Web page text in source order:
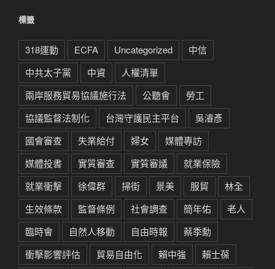
標籤
318運動 ECFA Uncategorized
中信
中共太子黨
中資
人權清單
兩岸服務貿易協議施行法
公聽會
勞工
協議監督法制化
台灣守護民主平台
吳濬彥
國會審查
失業給付 婦女
媒體專訪
媒體投書
實質審查 實質審議
就業保險
就業衝擊
徐偉群 掃街 景美 服貿
林全
生效條款
監督條例 社會調查 簡年佑
老人
臨時會
自然人移動 自由時報
蔡季勳
衝擊影響評估
貿易自由化 賴中強
賴士葆